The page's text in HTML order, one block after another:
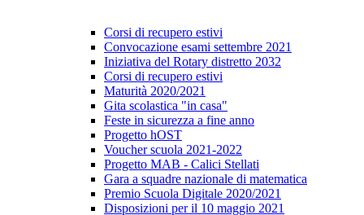
Corsi di recupero estivi
Convocazione esami settembre 2021
Iniziativa del Rotary distretto 2032
Corsi di recupero estivi
Maturità 2020/2021
Gita scolastica "in casa"
Feste in sicurezza a fine anno
Progetto hOST
Voucher scuola 2021-2022
Progetto MAB - Calici Stellati
Gara a squadre nazionale di matematica
Premio Scuola Digitale 2020/2021
Disposizioni per il 10 maggio 2021